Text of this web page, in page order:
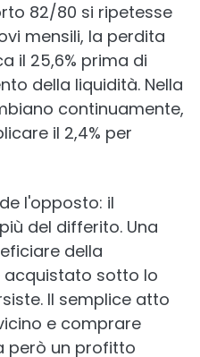
82/80 si ripetesse
mensili, la perdita
il 25,6% prima di
della liquidità. Nella
continuamente,
il 2,4% per
l'opposto: il
del differito. Una
della
acquistato sotto lo
Il semplice atto
e comprare
però un profitto